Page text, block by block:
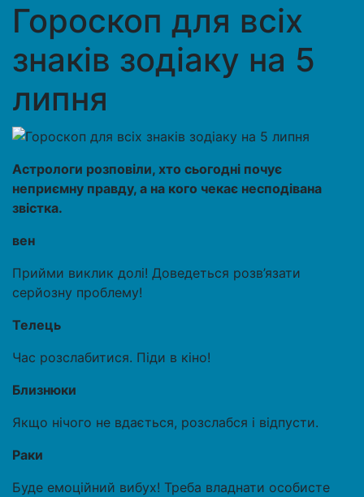
Гороскоп для всіх
знаків зодіаку на 5
липня
Астрологи розповіли, хто сьогодні почує
неприємну правду, а на кого чекає несподівана
звістка.
вен
Прийми виклик долі! Доведеться розв’язати
серйозну проблему!
Телець
Час розслабитися. Піди в кіно!
Близнюки
Якщо нічого не вдається, розслабся і відпусти.
Раки
Буде емоційний вибух! Треба владнати особисте